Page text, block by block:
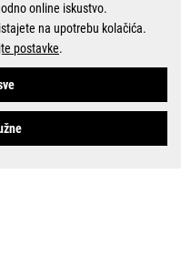
2026
online iskustvo.
na upotrebu kolačića.
postavke.